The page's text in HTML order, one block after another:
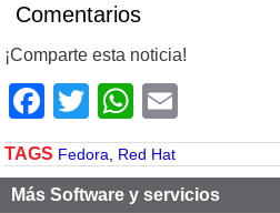
Comentarios
¡Comparte esta noticia!
Facebook
TwitterWhatsApp
TAGS Fedora Red Hat
Más Software y servicios